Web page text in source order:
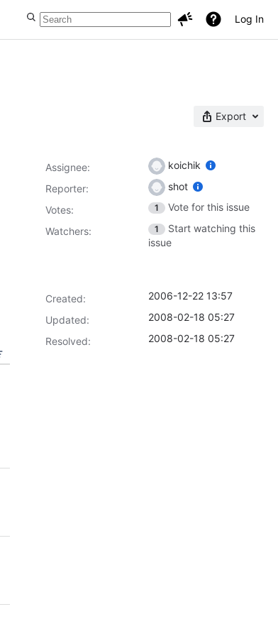
Log In
Export
Assignee:
koichik
Reporter:
shot
Votes: 1
Vote for this issue
Watchers:
1
Start watching this
issue
Created:
2006-12-22 13:57
Updated:
2008-02-18 05:27
Resolved:
2008-02-18 05:27